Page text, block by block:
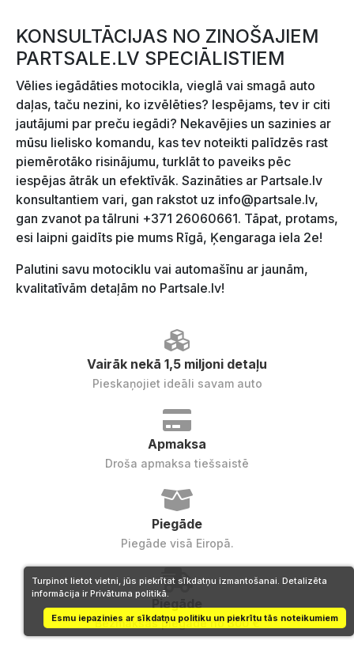
KONSULTĀCIJAS NO ZINOŠAJIEM
PARTSALE.LV SPECIĀLISTIEM
Vēlies iegādāties motocikla, vieglā vai smagā auto
daļas, taču nezini, ko izvēlēties? Iespējams, tev ir citi
jautājumi par preču iegādi? Nekavējies un sazinies ar
mūsu lielisko komandu, kas tev noteikti palīdzēs rast
piemērotāko risinājumu, turklāt to paveiks pēc
iespējas ātrāk un efektīvāk. Sazināties ar Partsale.lv
konsultantiem vari, gan rakstot uz info@partsale.lv,
gan zvanot pa tālruni +371 26060661. Tāpat, protams,
esi laipni gaidīts pie mums Rīgā, Ķengaraga iela 2e!
Palutini savu motociklu vai automašīnu ar jaunām,
kvalitatīvām detaļām no Partsale.lv!
Vairāk nekā 1,5 miljoni detaļu
Pieskaņojiet ideāli savam auto
Apmaksa
Droša apmaksa tiešsaistē
Piegāde
Piegāde visā Eiropā.
Bezmaksas piegāde no 300 €
Turpinot lietot vietni, jūs piekrītat sīkdatņu izmantošanai. Detalizēta
informācija ir Privātuma politikā.
Esmu iepazinies ar sīkdatņu politiku un piekrītu tās noteikumiem